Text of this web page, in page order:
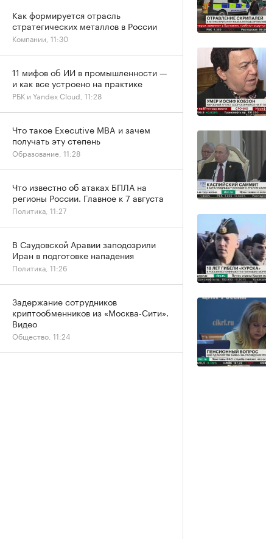
Как формируется отрасль
стратегических металлов в России
Компании, 11:30
11 мифов об ИИ в промышленности —
и как все устроено на практике
РБК и Yandex Cloud, 11:28
Что такое Executive MBA и зачем
получать эту степень
Образование, 11:28
Что известно об атаках БПЛА на
регионы России. Главное к 7 августа
Политика, 11:27
В Саудовской Аравии заподозрили
Иран в подготовке нападения
Политика, 11:26
Задержание сотрудников
криптообменников из «Москва-Сити».
Видео
Общество, 11:24